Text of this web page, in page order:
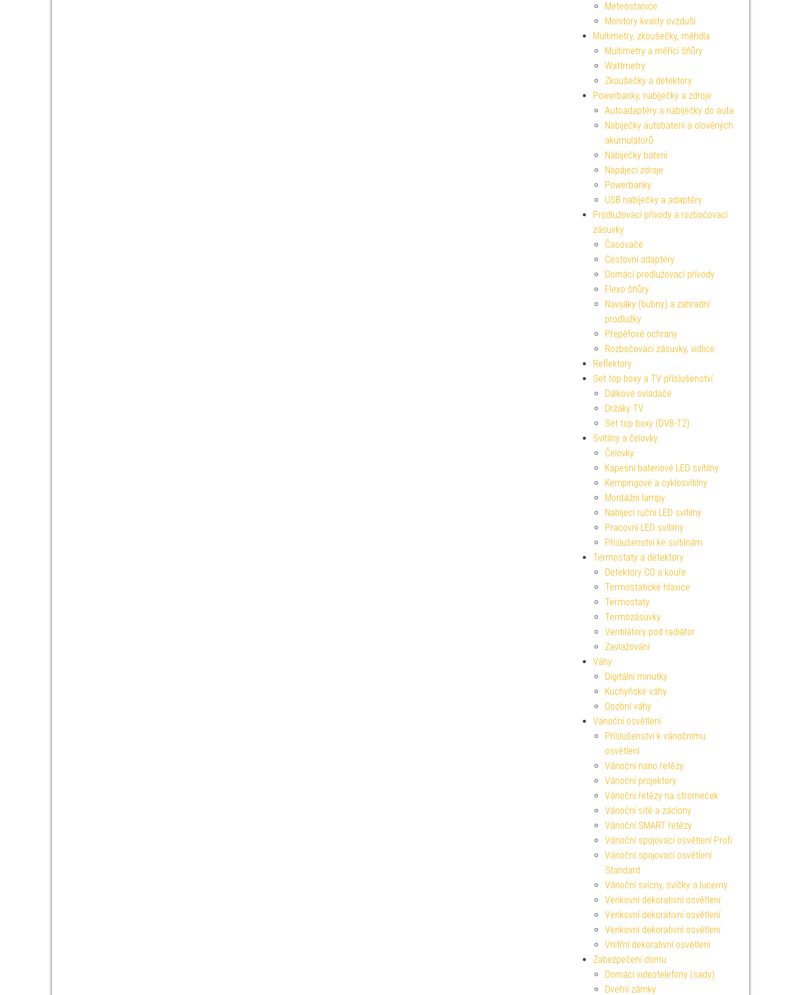
Meteostanice
Monitory kvality ovzduší
Multimetry, zkoušečky, měřidla
Multimetry a měřící šňůry
Wattmetry
Zkoušečky a detektory
Powerbanky, nabíječky a zdroje
Autoadaptéry a nabíječky do auta
Nabíječky autobaterií a olověných
akumulátorů
Nabíječky baterií
Napájecí zdroje
Powerbanky
USB nabíječky a adaptéry
Prodlužovací přívody a rozbočovací
zásuvky
Časovače
Cestovní adaptéry
Domácí prodlužovací přívody
Flexo šňůry
Navijáky (bubny) a zahradní
prodlužky
Přepěťové ochrany
Rozbočovací zásuvky, vidlice
Reflektory
Set top boxy a TV příslušenství
Dálkové ovladače
Držáky TV
Set top boxy (DVB-T2)
Svítilny a čelovky
Čelovky
Kapesní bateriové LED svítilny
Kempingové a cyklosvítilny
Montážní lampy
Nabíjecí ruční LED svítilny
Pracovní LED svítilny
Příslušenství ke svítilnám
Termostaty a detektory
Detektory CO a kouře
Termostatické hlavice
Termostaty
Termozásuvky
Ventilátory pod radiátor
Zavlažování
Váhy
Digitální minutky
Kuchyňské váhy
Osobní váhy
Vánoční osvětlení
Příslušenství k vánočnímu
osvětlení
Vánoční nano řetězy
Vánoční projektory
Vánoční řetězy na stromeček
Vánoční sítě a záclony
Vánoční SMART řetězy
Vánoční spojovací osvětlení Profi
Vánoční spojovací osvětlení
Standard
Vánoční svícny, svíčky a lucerny
Venkovní dekorativní osvětlení
Venkovní dekorativní osvětlení
Venkovní dekorativní osvětlení
Vnitřní dekorativní osvětlení
Zabezpečení domu
Domácí videotelefony (sady)
Dveřní zámky